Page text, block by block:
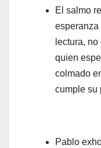
El salmo
esperanza
lectura,
quien
colmado
cumple su
Pablo